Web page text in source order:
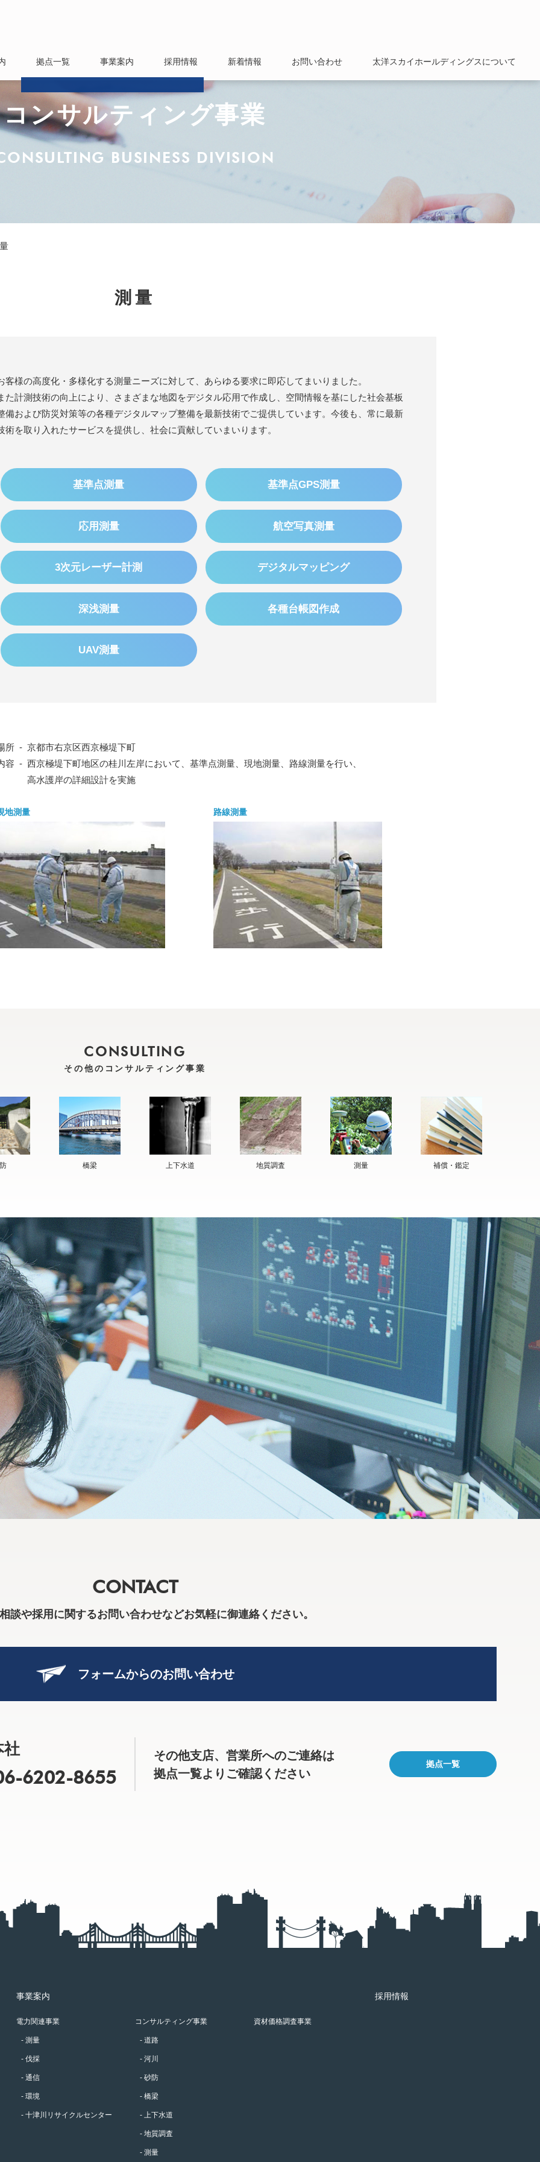
・情報セキュリティ基本方針
拠点一覧
本店
大阪本社
東京支社
和歌山支店
名古屋支店
福岡支店
各営業所
太洋スカイホールディングスについて
事業案内
電力関連事業
コンサルティング事業
資材価格調査事業
採用情報 新着情報 お問い合わせ 太洋スカイホールディングスについて
コンサルティング事業
BUSINESS DIVISION
測量
客様の高度化・多様化する測量ニーズに対して、あらゆる要求に即応してまいりました。
た計測技術の向上により、さまざまな地図をデジタル応用で作成し、空間情報を基にした社会基板
備および防災対策等の各種デジタルマップ整備を最新技術でご提供しています。今後も、常に最新
術を取り入れたサービスを提供し、社会に貢献していまいります。
基準点測量 基準点GPS測量
応用測量 航空写真測量
3次元レーザー計測 デジタルマッピング
深浅測量 各種台帳図作成
UAV測量
所 - 京都市右京区西京極堤下町
容 - 西京極堤下町地区の桂川左岸において、基準点測量、現地測量、路線測量を行い、
高水護岸の詳細設計を実施
地測量 路線測量
CONSULTING
その他のコンサルティング事業
橋梁 上下水道 地質調査 測量 補償・鑑定
CONTACT
談や採用に関するお問い合わせなどお気軽に御連絡ください。
フォームからのお問い合わせ
社
6202-8655
その他支店、営業所へのご連絡は
拠点一覧よりご確認ください
拠点一覧
事業案内
電力関連事業
測量
伐採
通信
環境
十津川リサイクルセンター
コンサルティング事業
道路
河川
砂防
橋梁
上下水道
地質調査
測量
資材価格調査事業
採用情報